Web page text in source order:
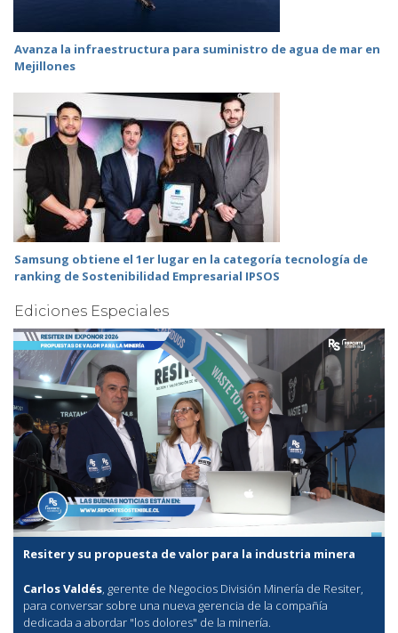
Avanza la infraestructura para suministro de agua de mar en
Mejillones
Samsung obtiene el 1er lugar en la categoría tecnología de
ranking de Sostenibilidad Empresarial IPSOS
Ediciones Especiales
Resiter y su propuesta de valor para la industria minera
Carlos Valdés, gerente de Negocios División Minería de Resiter,
para conversar sobre una nueva gerencia de la compañía
dedicada a abordar "los dolores" de la minería.